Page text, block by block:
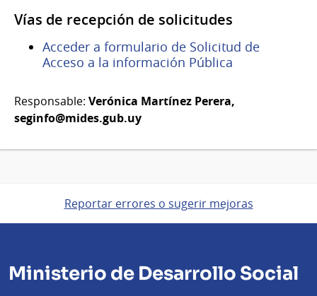
Vías de recepción de solicitudes
Acceder a formulario de Solicitud de
Acceso a la información Pública
Responsable: Verónica Martínez Perera,
seginfo@mides.gub.uy
Reportar errores o sugerir mejoras
Ministerio de Desarrollo Social